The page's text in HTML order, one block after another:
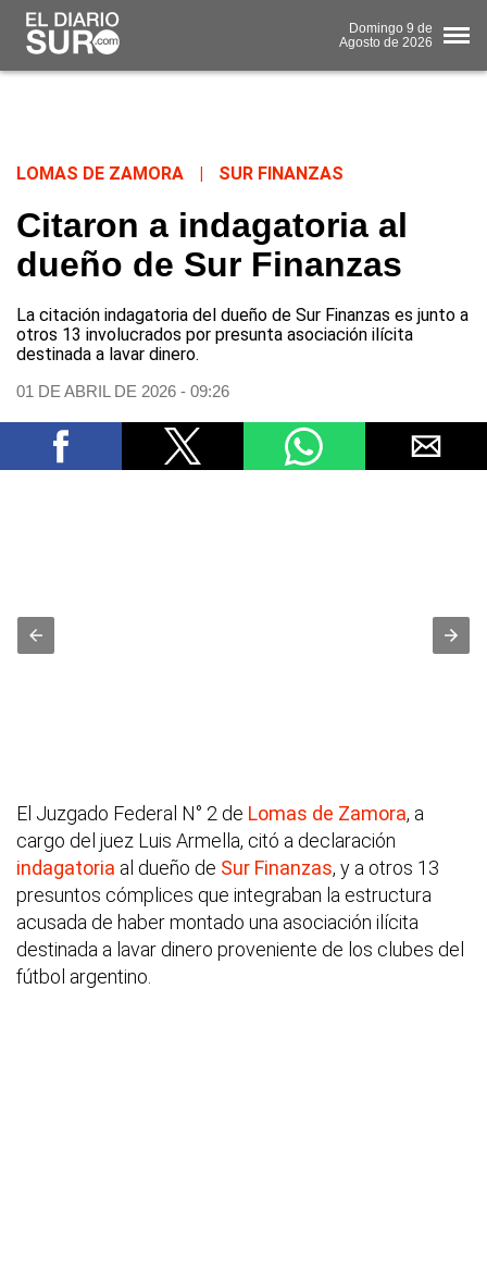
Domingo 9 de
Agosto de 2026
LOMAS DE ZAMORA SUR FINANZAS
Citaron a indagatoria al
dueño de Sur Finanzas
La citación indagatoria del dueño de Sur Finanzas es junto a
otros 13 involucrados por presunta asociación ilícita
destinada a lavar dinero.
01 DE ABRIL DE 2026 - 09:26
El Juzgado Federal N° 2 de Lomas de Zamora, a
cargo del juez Luis Armella, citó a declaración
indagatoria al dueño de Sur Finanzas, y a otros 13
presuntos cómplices que integraban la estructura
acusada de haber montado una asociación ilícita
destinada a lavar dinero proveniente de los clubes del
fútbol argentino.